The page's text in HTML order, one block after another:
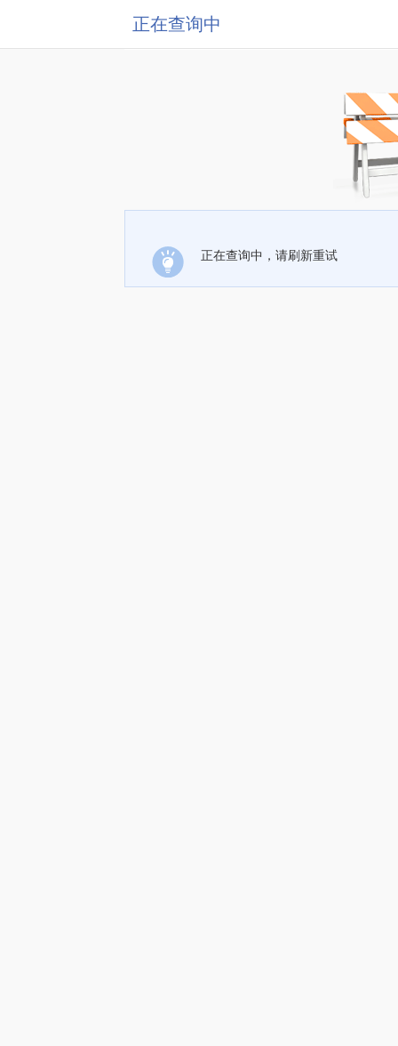
正在查询中
正在查询中，请刷新重试